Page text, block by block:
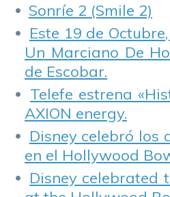
Sonríe 2 (Smile 2)
Este 19 de
Un Marciano De
de Escobar.
Telefe estrena
AXION energy.
Disney celebró los
en el Hollywood
Disney celebrated